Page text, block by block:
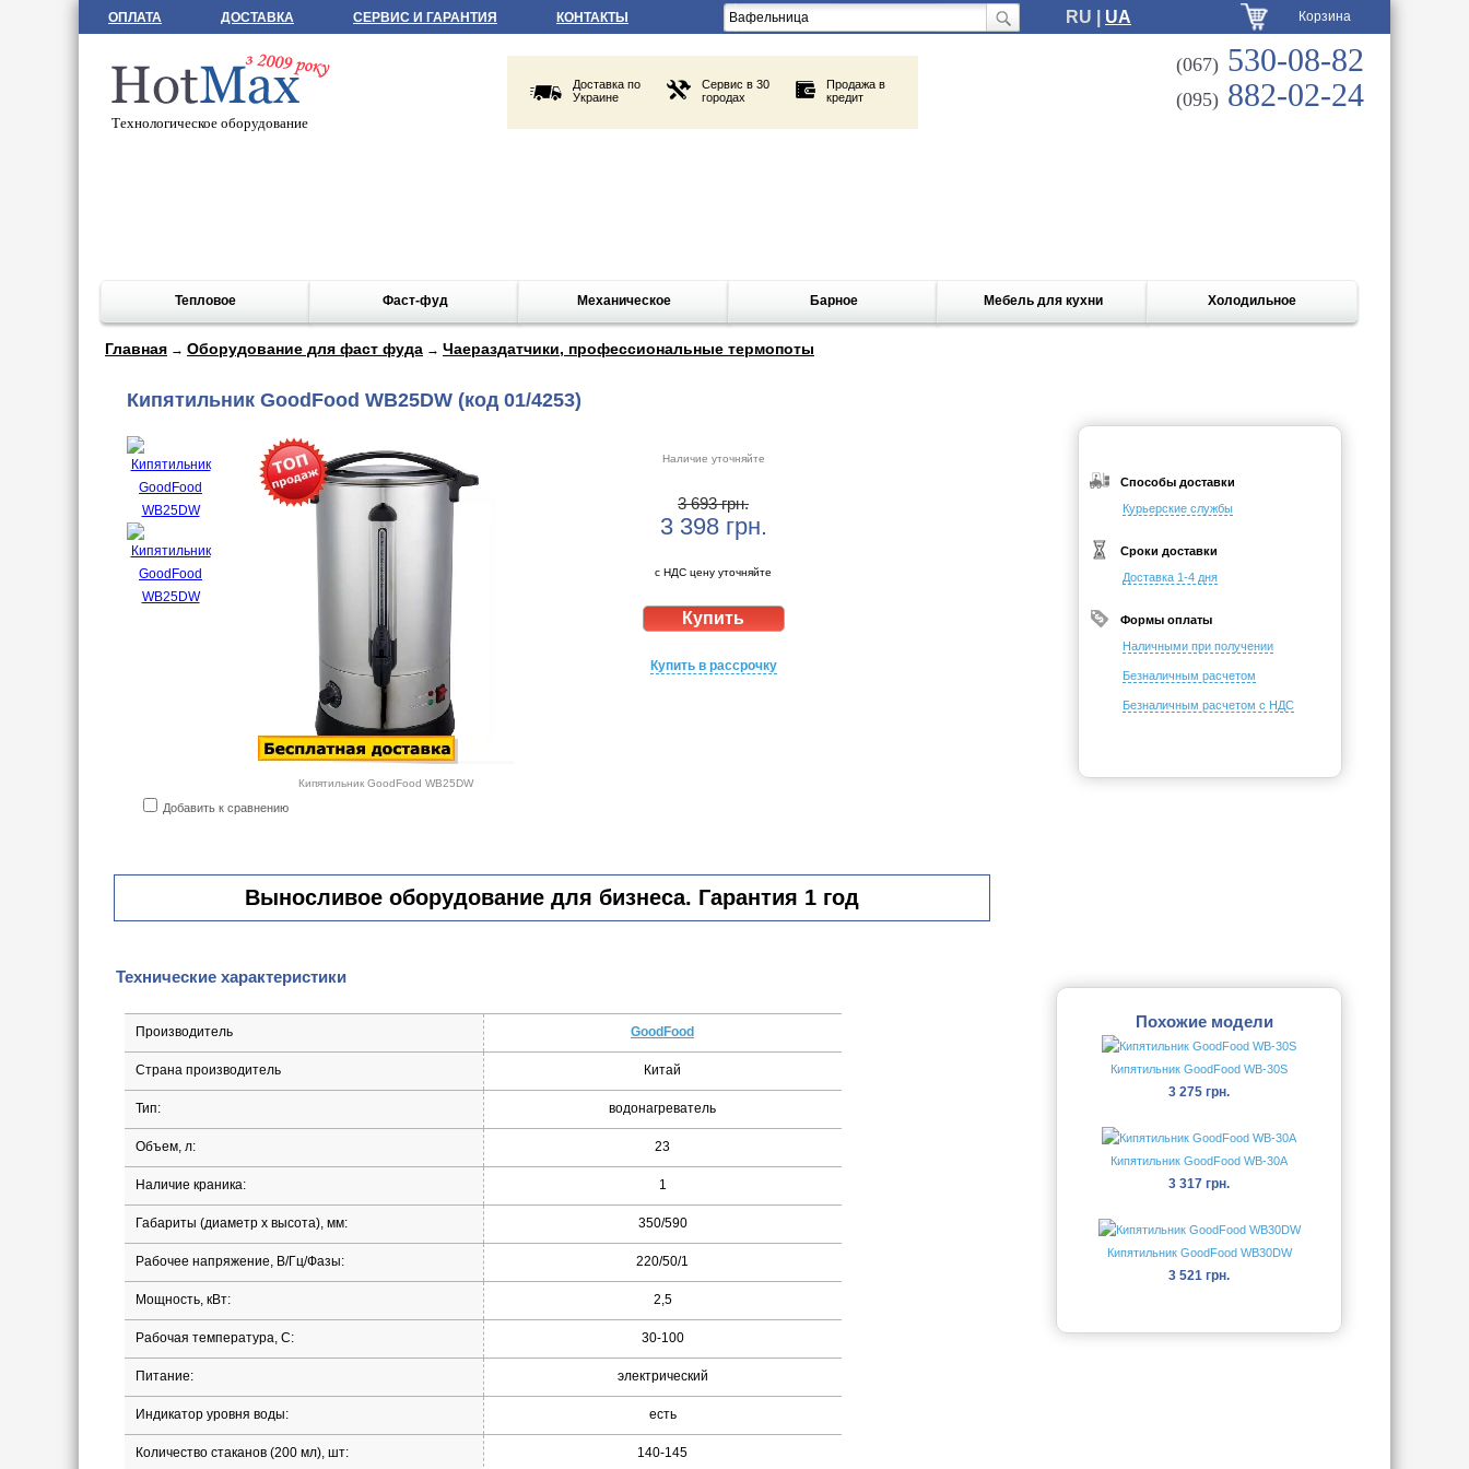
ОПЛАТА ДОСТАВКА СЕРВИС И ГАРАНТИЯ КОНТАКТЫ RU | UA Корзина
Технологическое оборудование
Доставка по
Украине
Сервис в 30
городах
Продажа в
кредит
(067) 530-08-82
(095) 882-02-24
Тепловое Фаст-фуд Механическое Барное Мебель для кухни Холодильное
Главная → Оборудование для фаст фуда → Чаераздатчики, профессиональные термопоты
Кипятильник GoodFood WB25DW (код 01/4253)
Кипятильник GoodFood WB25DW
Добавить к сравнению
Наличие уточняйте
3 693 грн.
3 398грн.
с НДС цену уточняйте
Купить в рассрочку
Способы доставки
Курьерские службы
Сроки доставки
Доставка 1-4 дня
Формы оплаты
Наличными при получении
Безналичным расчетом
Безналичным расчетом с НДС
Выносливое оборудование для бизнеса. Гарантия 1 год
Технические характеристики
Производитель GoodFood
Страна производитель Китай
Тип: водонагреватель
Объем, л: 23
Наличие краника: 1
Габариты (диаметр х высота), мм: 350/590
Рабочее напряжение, В/Гц/Фазы: 220/50/1
Мощность, кВт: 2,5
Рабочая температура, С: 30-100
Питание: электрический
Индикатор уровня воды: есть
Количество стаканов (200 мл), шт: 140-145
Похожие модели
Кипятильник GoodFood WB-30S
3 275 грн.
Кипятильник GoodFood WB-30A
3 317 грн.
Кипятильник GoodFood WB30DW
3 521 грн.